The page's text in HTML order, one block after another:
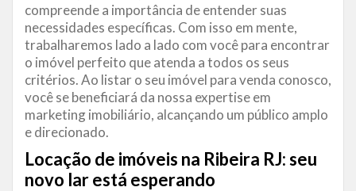
compreende a importância de entender suas
necessidades específicas. Com isso em mente,
trabalharemos lado a lado com você para encontrar
o imóvel perfeito que atenda a todos os seus
critérios. Ao listar o seu imóvel para venda conosco,
você se beneficiará da nossa expertise em
marketing imobiliário, alcançando um público amplo
e direcionado.
Locação de imóveis na Ribeira RJ: seu
novo lar está esperando